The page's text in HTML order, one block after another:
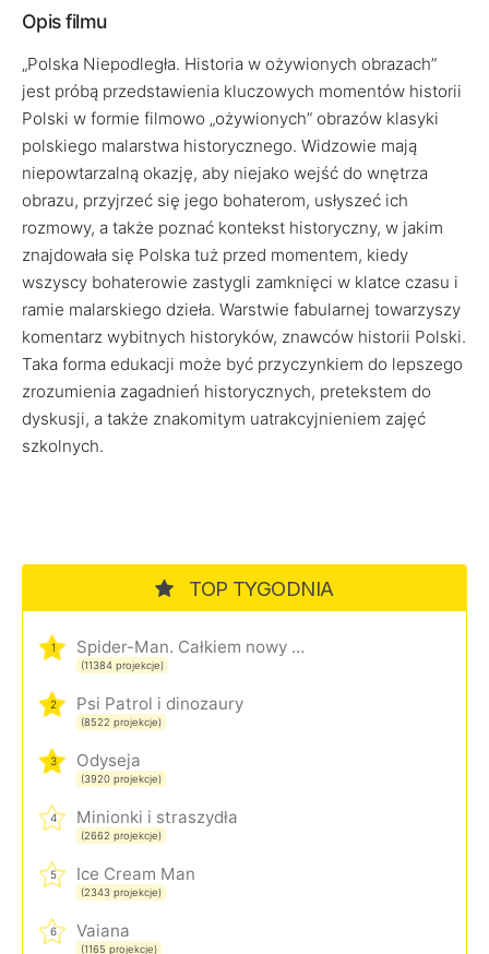
Opis filmu
„Polska Niepodległa. Historia w ożywionych obrazach”
jest próbą przedstawienia kluczowych momentów historii
Polski w formie filmowo „ożywionych” obrazów klasyki
polskiego malarstwa historycznego. Widzowie mają
niepowtarzalną okazję, aby niejako wejść do wnętrza
obrazu, przyjrzeć się jego bohaterom, usłyszeć ich
rozmowy, a także poznać kontekst historyczny, w jakim
znajdowała się Polska tuż przed momentem, kiedy
wszyscy bohaterowie zastygli zamknięci w klatce czasu i
ramie malarskiego dzieła. Warstwie fabularnej towarzyszy
komentarz wybitnych historyków, znawców historii Polski.
Taka forma edukacji może być przyczynkiem do lepszego
zrozumienia zagadnień historycznych, pretekstem do
dyskusji, a także znakomitym uatrakcyjnieniem zajęć
szkolnych.
TOP TYGODNIA
1 Spider-Man. Całkiem nowy dzień
(11384 projekcje)
2 Psi Patrol i dinozaury
(8522 projekcje)
3 Odyseja
(3920 projekcje)
4 Minionki i straszydła
(2662 projekcje)
5 Ice Cream Man
(2343 projekcje)
6 Vaiana
(1165 projekcje)